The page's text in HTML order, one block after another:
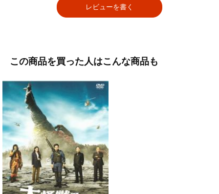
レビューを書く
この商品を買った人はこんな商品も